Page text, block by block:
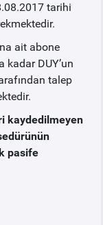
tarihi
ait abone
kadar DUY’un
talep
kaydedilmeyen
pasife